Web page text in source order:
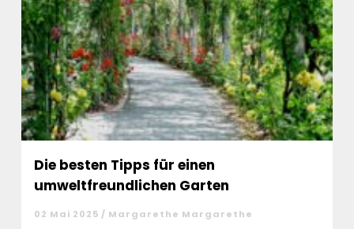
Die besten Tipps für einen
umweltfreundlichen Garten
02 Mai 2025 / Margarethe Margarethe